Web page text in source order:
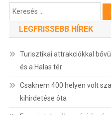
Keresés:
LEGFRISSEBB HÍREK
Turisztikai attrakciókkal
és a Halas tér
Csaknem 400 helyen volt
kihirdetése óta